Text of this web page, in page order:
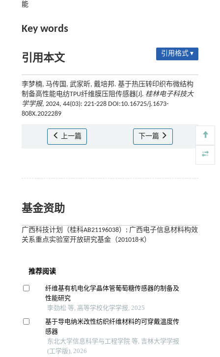
能
Key words
引用本文 引用格式 ▾
李梦楠, 马传国, 武家昕, 戴培邦. 基于热压转印织布微结构
制备高性能电纺TPU纤维膜压阻传感器[J]. 桂林电子科技大
学学报, 2024, 44(03): 221-228 DOI:10.16725/j.1673-
808X.2022289
上一篇 下一篇
基金资助
广西科技计划（桂科AB21196038）; 广西电子信息材料构效
关系重点实验室开放研究基金（201018-K）